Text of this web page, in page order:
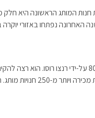
המותג הראשונה היא חלק
נפתחו באזורי יוקרה